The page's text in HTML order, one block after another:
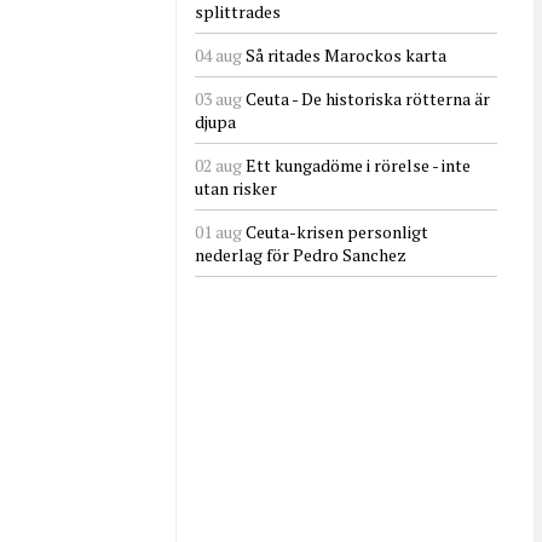
splittrades
04 augSå ritades Marockos karta
03 augCeuta - De historiska rötterna är
djupa
02 augEtt kungadöme i rörelse - inte
utan risker
01 augCeuta-krisen personligt
nederlag för Pedro Sanchez